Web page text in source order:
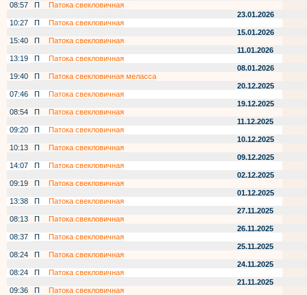
08:57
П
Патока свекловичная
23.01.2026
10:27
П
Патока свекловичная
15.01.2026
15:40
П
Патока свекловичная
11.01.2026
13:19
П
Патока свекловичная
08.01.2026
19:40
П
Патока свекловичная меласса
20.12.2025
07:46
П
Патока свекловичная
19.12.2025
08:54
П
Патока свекловичная
11.12.2025
09:20
П
Патока свекловичная
10.12.2025
10:13
П
Патока свекловичная
09.12.2025
14:07
П
Патока свекловичная
02.12.2025
09:19
П
Патока свекловичная
01.12.2025
13:38
П
Патока свекловичная
27.11.2025
08:13
П
Патока свекловичная
26.11.2025
08:37
П
Патока свекловичная
25.11.2025
08:24
П
Патока свекловичная
24.11.2025
08:24
П
Патока свекловичная
21.11.2025
09:36
П
Патока свекловичная